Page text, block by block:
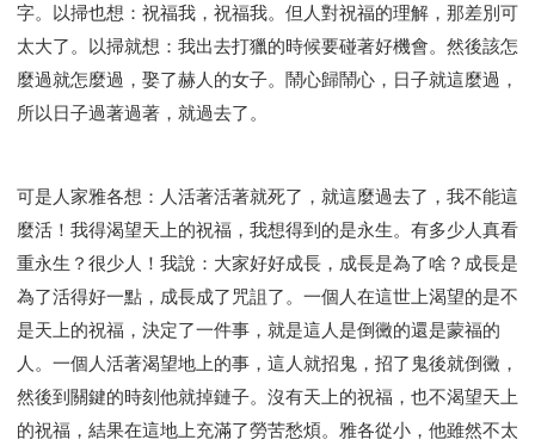
字。以掃也想：祝福我，祝福我。但人對祝福的理解，那差別可
太大了。以掃就想：我出去打獵的時候要碰著好機會。然後該怎
麼過就怎麼過，娶了赫人的女子。鬧心歸鬧心，日子就這麼過，
所以日子過著過著，就過去了。
可是人家雅各想：人活著活著就死了，就這麼過去了，我不能這
麼活！我得渴望天上的祝福，我想得到的是永生。有多少人真看
重永生？很少人！我說：大家好好成長，成長是為了啥？成長是
為了活得好一點，成長成了咒詛了。一個人在這世上渴望的是不
是天上的祝福，決定了一件事，就是這人是倒黴的還是蒙福的
人。一個人活著渴望地上的事，這人就招鬼，招了鬼後就倒黴，
然後到關鍵的時刻他就掉鏈子。沒有天上的祝福，也不渴望天上
的祝福，結果在這地上充滿了勞苦愁煩。雅各從小，他雖然不太